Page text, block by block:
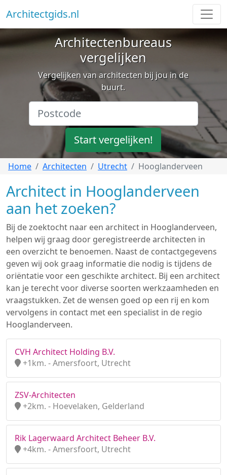
Architectgids.nl
Architectenbureaus
vergelijken
Vergelijken van architecten bij jou in de
buurt.
Start vergelijken!
Home Architecten Utrecht Hooglanderveen
Architect in Hooglanderveen
aan het zoeken?
Bij de zoektocht naar een architect in Hooglanderveen,
helpen wij graag door geregistreerde architecten in
een overzicht te benoemen. Naast de contactgegevens
geven wij ook graag informatie die nodig is tijdens de
oriëntatie voor een geschikte architect. Bij een architect
kan je terecht voor diverse soorten werkzaamheden en
vraagstukken. Zet de wensen goed op een rij en kom
vervolgens in contact met een specialist in de regio
Hooglanderveen.
CVH Architect Holding B.V.
+1km. - Amersfoort, Utrecht
ZSV-Architecten
+2km. - Hoevelaken, Gelderland
Rik Lagerwaard Architect Beheer B.V.
+4km. - Amersfoort, Utrecht